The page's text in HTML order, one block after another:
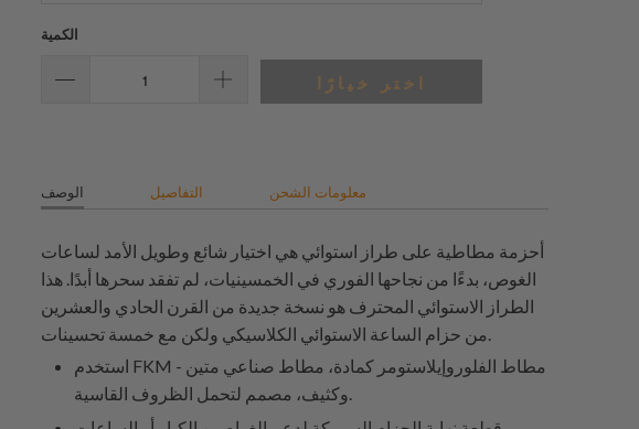
الكمية
اختر خيارًا
الوصف التفاصيل معلومات الشحن
أحزمة مطاطية على طراز استوائي هي اختيار شائع وطويل الأمد لساعات
الغوص، بدءًا من نجاحها الفوري في الخمسينيات، لم تفقد سحرها أبدًا. هذا
الطراز الاستوائي المحترف هو نسخة جديدة من القرن الحادي والعشرين
من حزام الساعة الاستوائي الكلاسيكي ولكن مع خمسة تحسينات.
استخدم FKM - مطاط الفلوروإيلاستومر كمادة، مطاط صناعي متين
وكثيف، مصمم لتحمل الظروف القاسية.